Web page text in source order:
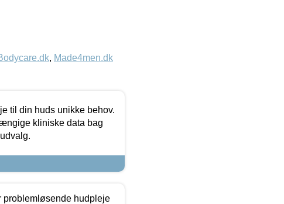
, Made4men.dk
til din huds unikke behov.
kliniske data bag
problemløsende hudpleje